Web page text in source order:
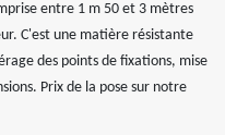
entre 1 m 50 et 3 mètres
C'est une matière résistante
des points de fixations, mise
Prix de la pose sur notre